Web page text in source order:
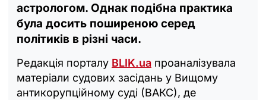
астрологом. Однак подібна практика
була досить поширеною серед
політиків в різні часи.
Редакція порталу BLIK.ua проаналізувала
матеріали судових засідань у Вищому
антикорупційному суді (ВАКС), де